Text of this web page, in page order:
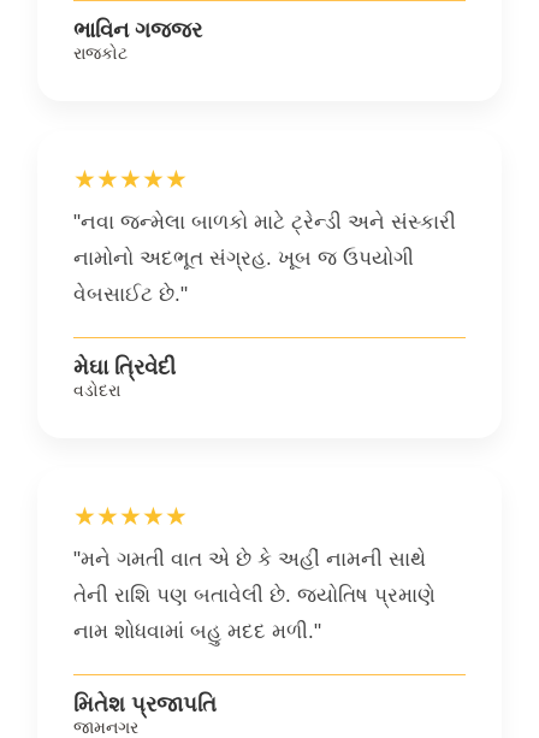
ભાવિન ગજ્જર
રાજકોટ
★★★★★
"નવા જન્મેલા બાળકો માટે ટ્રેન્ડી અને સંસ્કારી
નામોનો અદભૂત સંગ્રહ. ખૂબ જ ઉપયોગી
વેબસાઈટ છે."
મેઘા ત્રિવેદી
વડોદરા
★★★★★
"મને ગમતી વાત એ છે કે અહીં નામની સાથે
તેની રાશિ પણ બતાવેલી છે. જ્યોતિષ પ્રમાણે
નામ શોધવામાં બહુ મદદ મળી."
મિતેશ પ્રજાપતિ
જામનગર